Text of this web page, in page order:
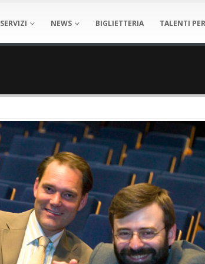
SERVIZI NEWS BIGLIETTERIA TALENTI